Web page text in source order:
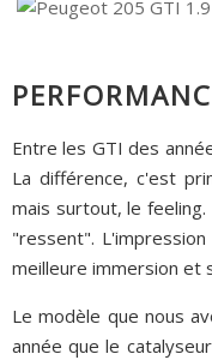
Entre les GTI des
La différence, c'est
mais surtout, le
"ressent".
meilleure immersion et
Le modèle que nous
année que le